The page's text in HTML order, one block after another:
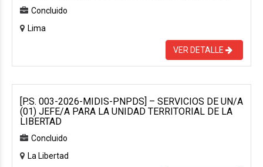
Concluido
Lima
VER DETALLE
[P.S. 003-2026-MIDIS-PNPDS] – SERVICIOS DE UN/A
(01) JEFE/A PARA LA UNIDAD TERRITORIAL DE LA
LIBERTAD
Concluido
La Libertad